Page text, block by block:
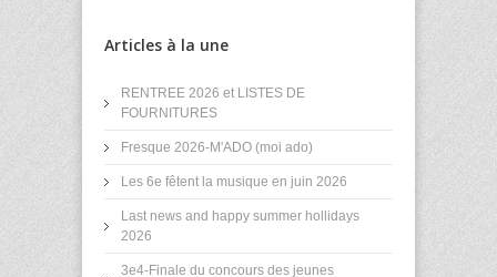
Articles à la une
RENTREE 2026 et LISTES DE
FOURNITURES
Fresque 2026-M'ADO (moi ado)
Les 6e fêtent la musique en juin 2026
Last news and happy summer hollidays
2026
3e4-Finale du concours des jeunes